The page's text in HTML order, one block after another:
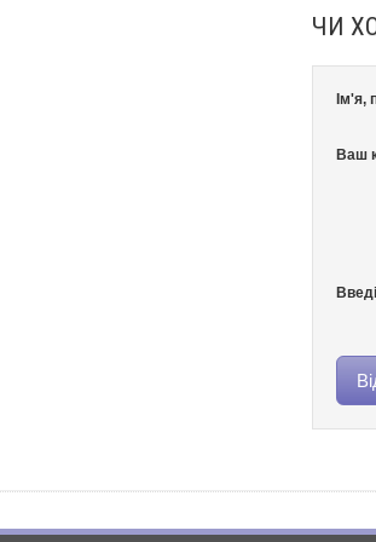
ЧИ
Ім'я,
Ваш